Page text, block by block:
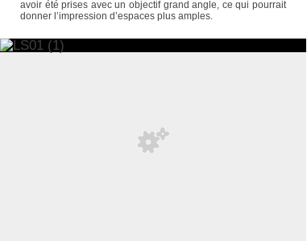
avoir été prises avec un objectif grand angle, ce qui pourrait
donner l’impression d’espaces plus amples.